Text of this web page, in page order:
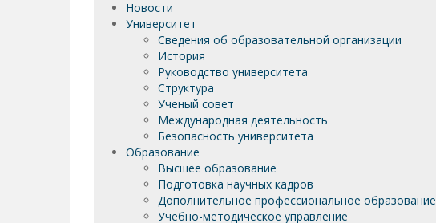
Новости
Университет
Сведения об образовательной организации
История
Руководство университета
Структура
Ученый совет
Международная деятельность
Безопасность университета
Образование
Высшее образование
Подготовка научных кадров
Дополнительное профессиональное образование
Учебно-методическое управление